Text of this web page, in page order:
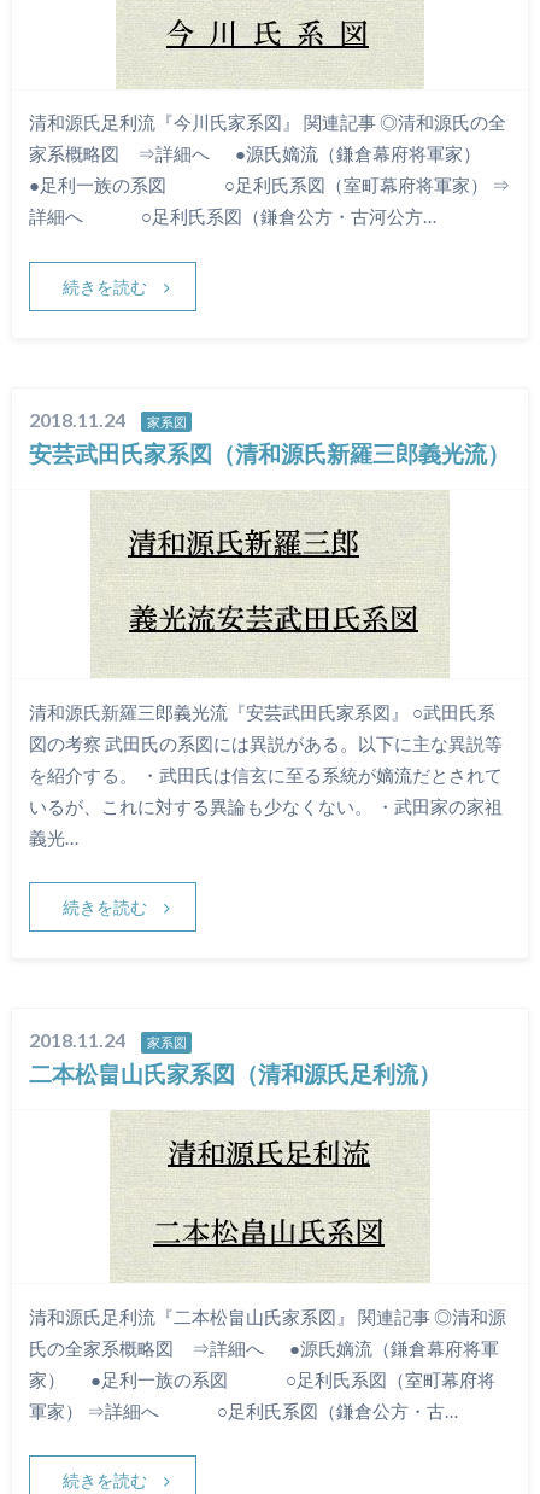
清和源氏足利流『今川氏家系図』 関連記事 ◎清和源氏の全
家系概略図 ⇒詳細へ ●源氏嫡流（鎌倉幕府将軍家）
●足利一族の系図 ○足利氏系図（室町幕府将軍家） ⇒
詳細へ ○足利氏系図（鎌倉公方・古河公方…
続きを読む
2018.11.24 家系図
安芸武田氏家系図（清和源氏新羅三郎義光流）
清和源氏新羅三郎義光流『安芸武田氏家系図』 ○武田氏系
図の考察 武田氏の系図には異説がある。以下に主な異説等
を紹介する。 ・武田氏は信玄に至る系統が嫡流だとされて
いるが、これに対する異論も少なくない。 ・武田家の家祖
義光…
続きを読む
2018.11.24 家系図
二本松畠山氏家系図（清和源氏足利流）
清和源氏足利流『二本松畠山氏家系図』 関連記事 ◎清和源
氏の全家系概略図 ⇒詳細へ ●源氏嫡流（鎌倉幕府将軍
家） ●足利一族の系図 ○足利氏系図（室町幕府将
軍家） ⇒詳細へ ○足利氏系図（鎌倉公方・古…
続きを読む